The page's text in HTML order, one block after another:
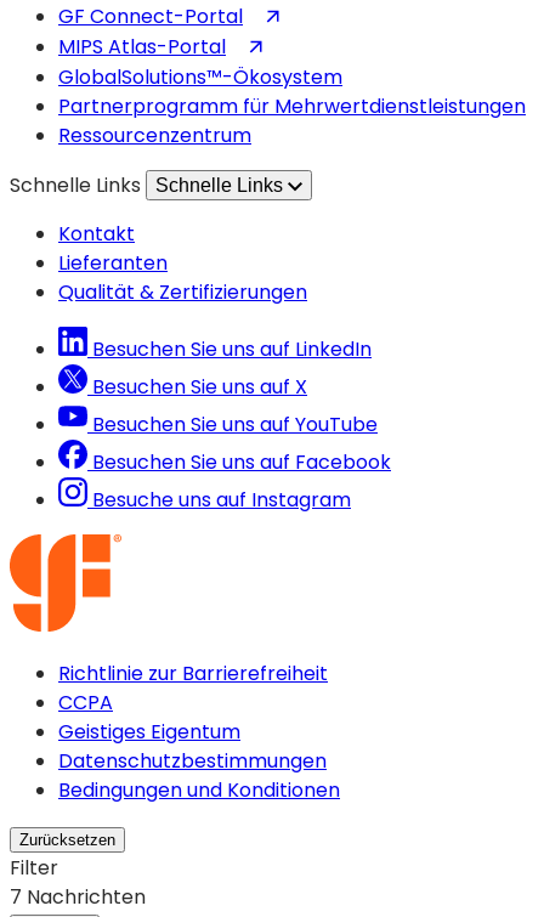
GF Connect-Portal
einem
neuen
MIPS Atlas-Portal
in
einem
geöffnet)
GlobalSolutions™-Ökosystem
Partnerprogramm für Mehrwertdienstleistungen
Ressourcenzentrum
Schnelle Links
Schnelle Links
Kontakt
Lieferanten
Qualität & Zertifizierungen
Besuchen Sie uns auf LinkedIn
Besuchen Sie uns auf X
Besuchen Sie uns auf YouTube
Besuchen Sie uns auf Facebook
Besuche uns auf Instagram
Richtlinie zur Barrierefreiheit
CCPA
Geistiges Eigentum
Datenschutzbestimmungen
Bedingungen und Konditionen
Zurücksetzen
Filter
7 Nachrichten